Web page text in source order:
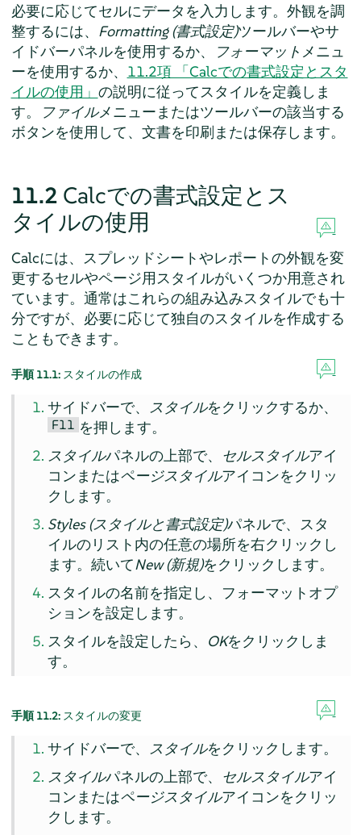
必要に応じてセルにデータを入力します。外観を調
整するには、 Formatting (書式設定)ツールバーやサ
イドバーパネルを使用するか、
フォーマット メニュ
ーを使用するか、 11.2項 「Calcでの書式設定とスタ
イルの使用」 の説明に従ってスタイルを定義しま
す。
ファイルメニューまたはツールバーの該当する
ボタンを使用して、文書を印刷または保存します。
11.2 Calcでの書式設定とス
タイルの使用
Calcには、スプレッドシートやレポートの外観を変
更するセルやページ用スタイルがいくつか用意され
ています。通常はこれらの組み込みスタイルでも十
分ですが、必要に応じて独自のスタイルを作成する
こともできます。
手順 11.1: スタイルの作成
サイドバーで、 スタイルをクリックするか、
F11 を押します。
スタイルパネルの上部で、 セルスタイルアイ
コンまたはページスタイルアイコンをクリッ
クします。
Styles (スタイルと書式設定)パネルで、スタ
イルのリスト内の任意の場所を右クリックし
ます。続いてNew (新規)をクリックします。
スタイルの名前を指定し、フォーマットオプ
ションを設定します。
スタイルを設定したら、 OKをクリックしま
す。
手順 11.2: スタイルの変更
サイドバーで、 スタイルをクリックします。
スタイルパネルの上部で、 セルスタイルアイ
コンまたはページスタイルアイコンをクリッ
クします。